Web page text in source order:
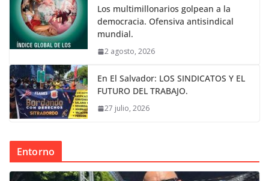
Los multimillonarios golpean a la
democracia. Ofensiva antisindical
mundial.
2 agosto, 2026
En El Salvador: LOS SINDICATOS Y EL
FUTURO DEL TRABAJO.
27 julio, 2026
Entorno